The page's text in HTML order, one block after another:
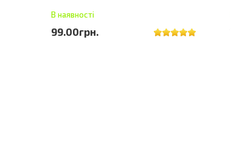
В наявності
99.00грн.